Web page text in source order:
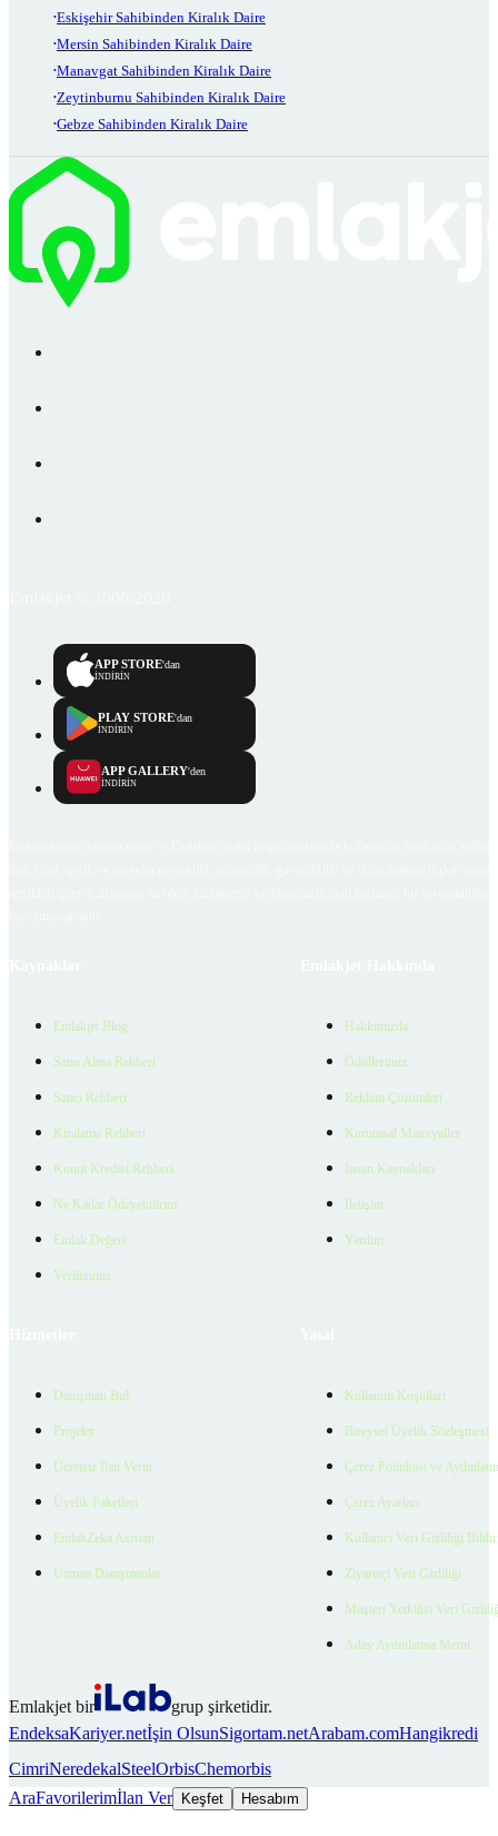
Eskişehir Sahibinden Kiralık Daire
Mersin Sahibinden Kiralık Daire
Manavgat Sahibinden Kiralık Daire
Zeytinburnu Sahibinden Kiralık Daire
Gebze Sahibinden Kiralık Daire
APP STORE'dan
İNDİRİN
PLAY STORE'dan
İNDİRİN
APP GALLERY'den
İNDİRİN
Emlakjet Blog
Satın Alma Rehberi
Satıcı Rehberi
Kiralama Rehberi
Konut Kredisi Rehberi
Ne Kadar Ödeyebilirim
Emlak Değeri
Verilerimiz
Hakkımızda
Ödüllerimiz
Reklam Çözümleri
Kurumsal Materyaller
İnsan Kaynakları
İletişim
Yardım
Danışman Bul
Projeler
Ücretsiz İlan Verin
Üyelik Paketleri
EmlakZeka Asistan
Uzman Danışmanlar
Kullanım Koşulları
Bireysel Üyelik Sözleşmesi
Çerez Politikası ve
Çerez Ayarları
Kullanıcı Veri Gizliliği
Ziyaretçi Veri Gizliliği
Müşteri Yetkilisi Veri
Aday Aydınlatma Metni
Emlakjet bir
grup şirketidir.
EndeksaKariyer.netİşin OlsunSigortam.netArabam.comHangikredi
CimriNeredekalSteelOrbisChemorbis
AraFavorilerimİlan Ver Keşfet Hesabım